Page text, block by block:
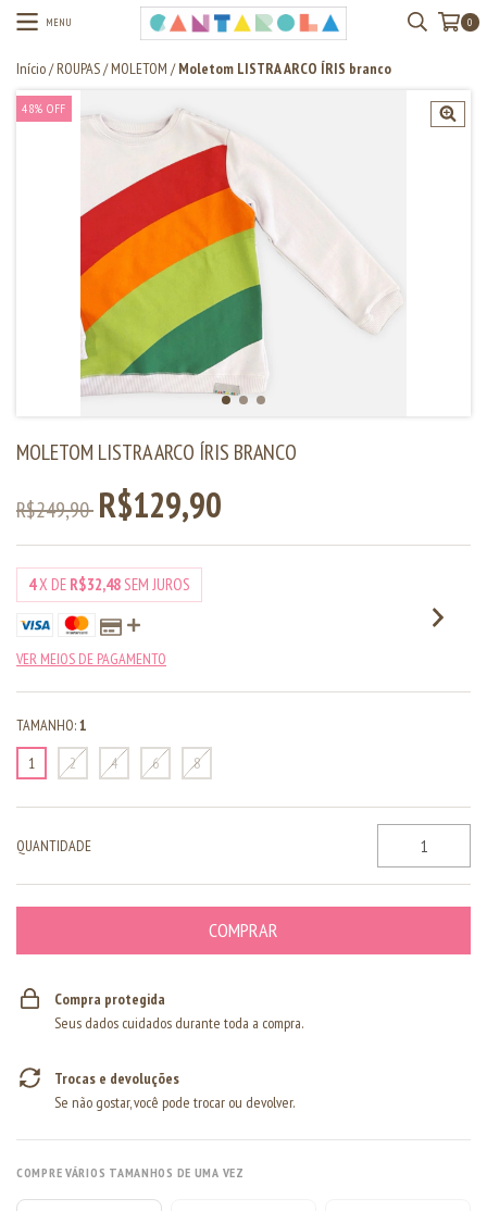
MENU 0
Início/ ROUPAS/ MOLETOM / Moletom LISTRA ARCO ÍRIS branco
48% OFF
MOLETOM LISTRA ARCO ÍRIS BRANCO
R$249,90 R$129,90
4X DE R$32,48SEM JUROS
VER MEIOS DE PAGAMENTO
TAMANHO:1
1
2 4 6 8
QUANTIDADE
Compra protegida
Seus dados cuidados durante toda a compra.
Trocas e devoluções
Se não gostar, você pode trocar ou devolver.
COMPRE VÁRIOS TAMANHOS DE UMA VEZ